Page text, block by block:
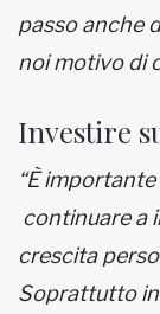
passo anche
noi motivo di
Investire
“È importante
continuare a
crescita
Soprattutto